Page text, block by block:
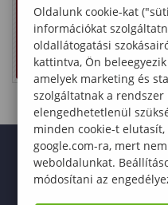
tovább
képzés
külföldi
hallgat
tovább
képzés
és
külföldi
hallgat
ók)
tovább
képzés
és
külföldi
hallgat
ók)
Oldalunk cookie-kat
információkat
oldallátogatási
kattintva, Ön
amelyek marketing és
szolgáltatnak a rendszer
elengedhetetlenül
minden cookie-t
google.com-ra, mert
weboldalunkat.
módosítani az